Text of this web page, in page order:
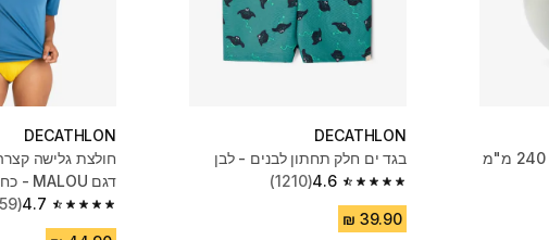
DECATHLON
בגד ים חלק תחתון לבנים - לבן
4.6
4.6 out of 5 stars from 1210 reviews
(1210)
DECATHLON
דגם MALOU - כחול
4.7
4.7 out of 5 stars from 959 reviews
(959)